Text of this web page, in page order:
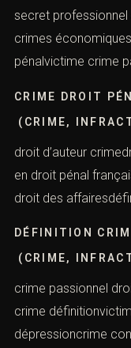
secret
crimes
pénalvictime crime
CRIME DROIT
(CRIME,
droit d’auteur
en droit pénal
droit des
DÉFINITION
(CRIME,
crime passionnel
crime
dépressioncrime